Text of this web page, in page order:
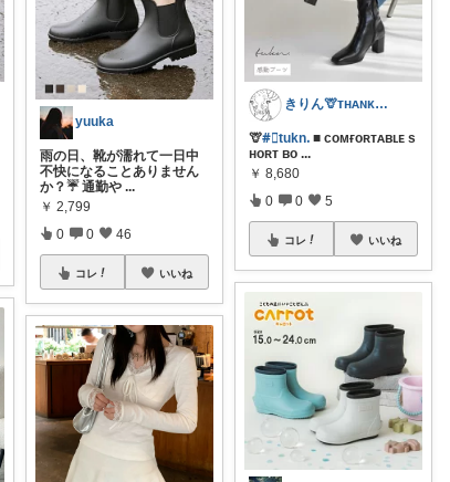
yuuka
雨の日、靴が濡れて一日中
不快になることありません
か？☔ 通勤や ...
￥ 2,799
0 0 46
コレ いいね
きりん🦒ᴛʜᴀɴᴋs ᴀʟᴡᴀʏs.
🦒#⃞tuknᱹ ■ ᴄᴏᴍғᴏʀᴛᴀʙʟᴇ s
ʜᴏʀᴛ ʙᴏ ...
￥ 8,680
0 0 5
コレ いいね